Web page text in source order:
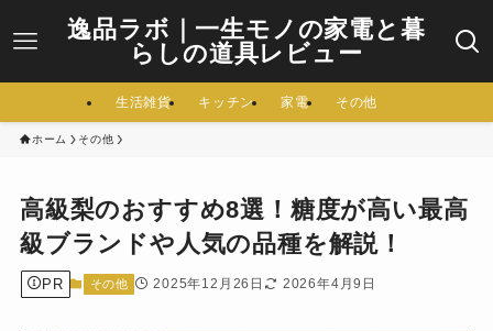
逸品ラボ｜一生モノの家電と暮
らしの道具レビュー
生活雑貨 キッチン 家電 その他
ホーム その他
高級梨のおすすめ8選！糖度が高い最高
級ブランドや人気の品種を解説！
PR その他 2025年12月26日 2026年4月9日